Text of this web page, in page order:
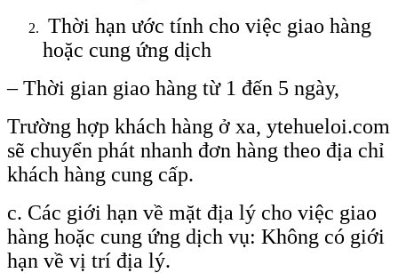
Thời hạn ước tính cho việc giao hàng
hoặc cung ứng dịch
– Thời gian giao hàng từ 1 đến 5 ngày,
Trường hợp khách hàng ở xa, ytehueloi.com
sẽ chuyển phát nhanh đơn hàng theo địa chỉ
khách hàng cung cấp.
c. Các giới hạn về mặt địa lý cho việc giao
hàng hoặc cung ứng dịch vụ: Không có giới
hạn về vị trí địa lý.